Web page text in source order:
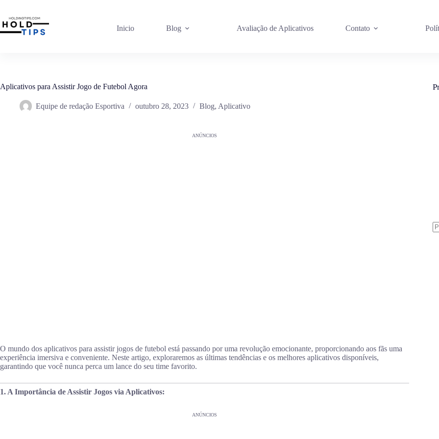
para
conteúdo
Inicio Blog Avaliação de Aplicativos Contato
Aplicativos para Assistir Jogo de Futebol Agora
Equipe de redação Esportiva outubro 28, 2023 Blog, Aplicativo
ANÚNCIOS
O mundo dos aplicativos para assistir jogos de futebol está passando por uma revolução emocionante, proporcionando aos fãs uma
experiência imersiva e conveniente. Neste artigo, exploraremos as últimas tendências e os melhores aplicativos disponíveis,
garantindo que você nunca perca um lance do seu time favorito.
1. A Importância de Assistir Jogos via Aplicativos:
ANÚNCIOS